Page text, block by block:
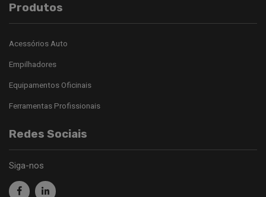
Produtos
Acessórios Auto
Empilhadores
Equipamentos Oficinais
Ferramentas Profissionais
Redes Sociais
Siga-nos